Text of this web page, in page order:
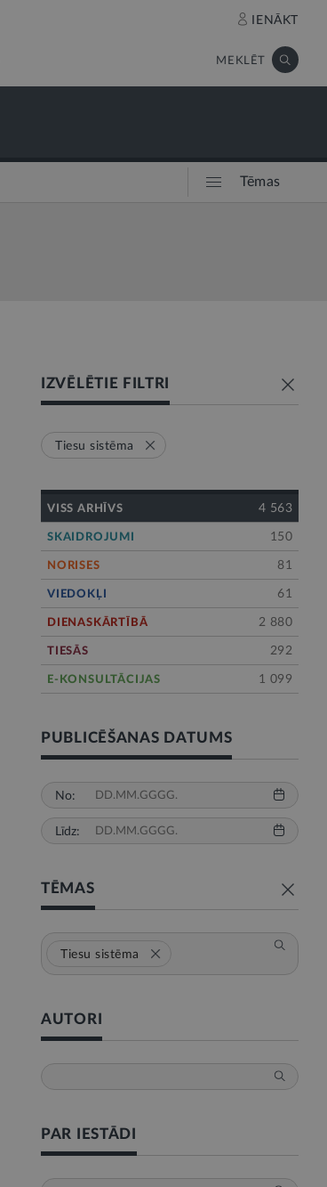
IENĀKT
MEKLĒT
Tēmas
IZVĒLĒTIE FILTRI
Tiesu sistēma
VISS ARHĪVS 4 563
SKAIDROJUMI 150
NORISES 81
VIEDOKĻI 61
DIENASKĀRTĪBĀ 2 880
TIESĀS 292
E-KONSULTĀCIJAS 1 099
PUBLICĒŠANAS DATUMS
No:
Līdz:
TĒMAS
Tiesu sistēma
AUTORI
PAR IESTĀDI